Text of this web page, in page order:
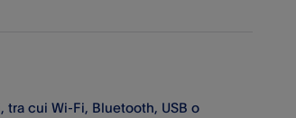
cui Wi-Fi, Bluetooth, USB o